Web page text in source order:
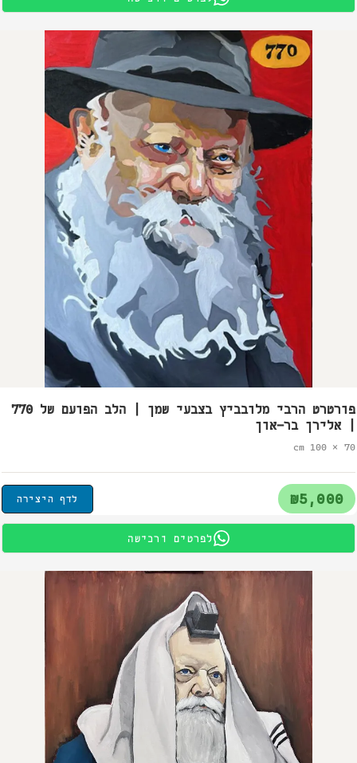
פורטרט הרבי מלובביץ בצבעי שמן | הלב הפועם של 770
| אלירן בר-און
70 × 100 cm
₪5,000 לדף היצירה
לפרטים ורכישה